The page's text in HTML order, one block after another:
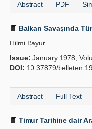
Abstract PDF
Balkan Savaşında
Hilmi Bayur
Issue: January 1978,
DOI: 10.37879/
Abstract Full Text
Timur Tarihine dair